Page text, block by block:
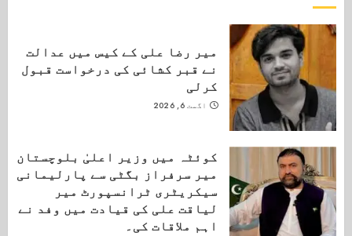
میر رضا علی کے کیس میں عدالت
نے قبر کشائی کی درخواست قبول
کرلی
اگست 6, 2026
کوئٹہ میں وزیر اعلیٰ بلوچستان
میر سرفراز بگٹی سے پارلیمانی
سیکریٹری ٹرانسپورٹ میر
لیاقت علی کی قیادت میں وفد نے
اہم ملاقات کی۔